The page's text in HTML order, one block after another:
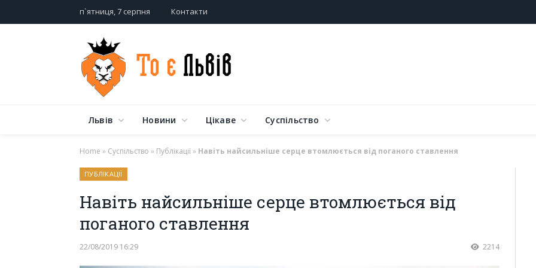
п`ятниця, 7 серпня Контакти
Львів Новини Цікаве Суспільство
Home » Суспільство » Публікації» Навіть найсильніше серце втомлюється від поганого ставлення
ПУБЛІКАЦІЇ
Навіть найсильніше серце втомлюється від
поганого ставлення
22/08/2019 16:29 2214